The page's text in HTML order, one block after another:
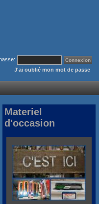
J'ai oublié mon mot de passe
Materiel
d'occasion